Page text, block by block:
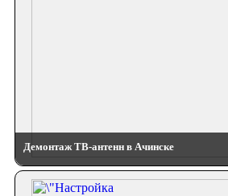
Демонтаж ТВ-антенн в Ачинске